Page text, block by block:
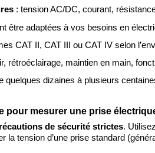
: tension AC/DC, courant,
être adaptées à vos besoins en
CAT II, CAT III ou CAT IV selon
rétroéclairage, maintien en main,
quelques dizaines à plusieurs
pour mesurer une prise
de sécurité strictes.
la tension d’une prise standard